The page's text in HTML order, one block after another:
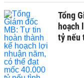
Tổng
hoạch
tỷ nếu